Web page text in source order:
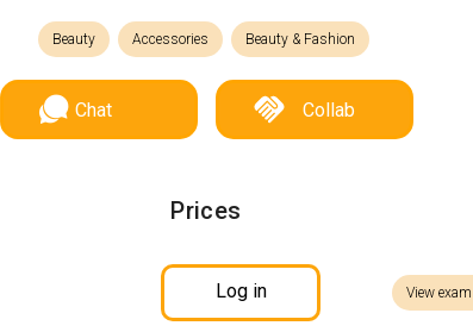
Beauty Accessories Beauty & Fashion
Chat Collab
Prices
Log in View